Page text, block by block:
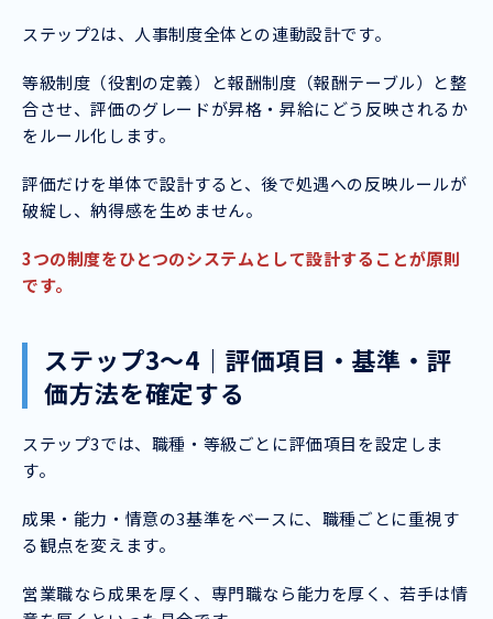
ステップ2は、人事制度全体との連動設計です。
等級制度（役割の定義）と報酬制度（報酬テーブル）と整
合させ、評価のグレードが昇格・昇給にどう反映されるか
をルール化します。
評価だけを単体で設計すると、後で処遇への反映ルールが
破綻し、納得感を生めません。
3つの制度をひとつのシステムとして設計することが原則
です。
ステップ3〜4｜評価項目・基準・評
価方法を確定する
ステップ3では、職種・等級ごとに評価項目を設定しま
す。
成果・能力・情意の3基準をベースに、職種ごとに重視す
る観点を変えます。
営業職なら成果を厚く、専門職なら能力を厚く、若手は情